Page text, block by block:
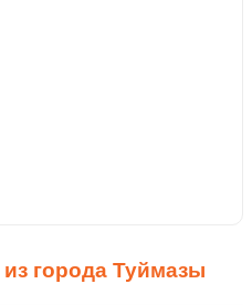
города Туймазы